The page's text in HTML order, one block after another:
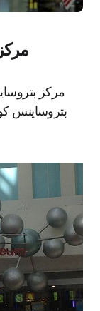
مركز
بتروساينس